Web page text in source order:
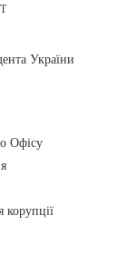
України
Офісу
корупції